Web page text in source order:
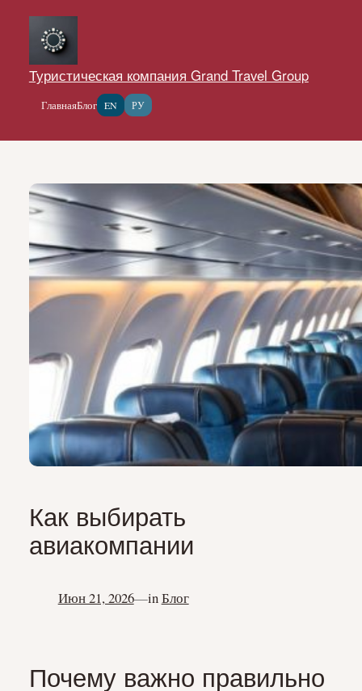
содержимому
Туристическая компания Grand Travel Group
ГлавнаяБлог EN РУ
Как выбирать
авиакомпании
Июн 21, 2026—inБлог
Почему важно правильно